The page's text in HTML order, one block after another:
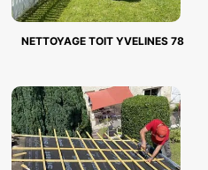
NETTOYAGE TOIT YVELINES 78